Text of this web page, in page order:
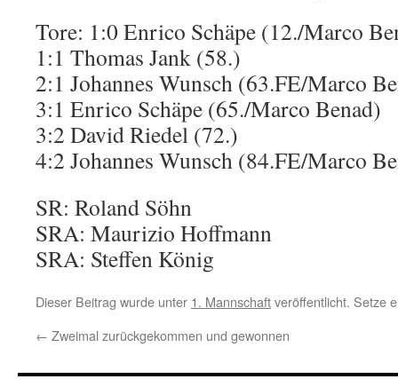
Tore: 1:0 Enrico Schäpe (12./Marco
1:1 Thomas Jank (58.)
2:1 Johannes Wunsch (63.FE/Marco
3:1 Enrico Schäpe (65./Marco Benad)
3:2 David Riedel (72.)
4:2 Johannes Wunsch (84.FE/Marco
SR: Roland Söhn
SRA: Maurizio Hoffmann
SRA: Steffen König
Dieser Beitrag wurde unter 1. Mannschaftveröffentlicht. Setze
← Zweimal zurückgekommen und gewonnen